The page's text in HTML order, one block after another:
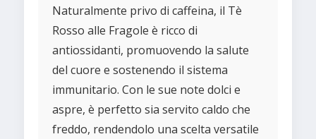
Naturalmente privo di caffeina, il Tè
Rosso alle Fragole è ricco di
antiossidanti, promuovendo la salute
del cuore e sostenendo il sistema
immunitario. Con le sue note dolci e
aspre, è perfetto sia servito caldo che
freddo, rendendolo una scelta versatile